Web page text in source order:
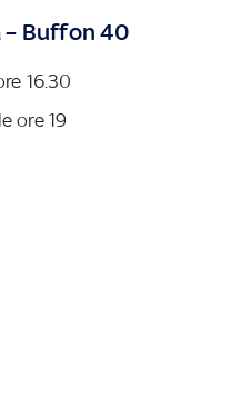
– Buffon 40
16.30
ore 19